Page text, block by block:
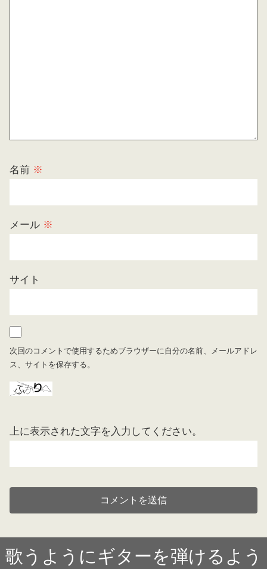
名前 ※
メール ※
サイト
次回のコメントで使用するためブラウザーに自分の名前、メールアドレ
ス、サイトを保存する。
上に表示された文字を入力してください。
歌うようにギターを弾けるよう